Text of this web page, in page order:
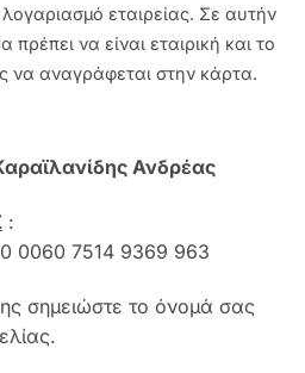
εταιρείας. Σε αυτήν
να είναι εταιρική και το
να αναγράφεται στην κάρτα.
Ανδρέας
:
0060 7514 9369 963
σημειώστε το όνομά σας